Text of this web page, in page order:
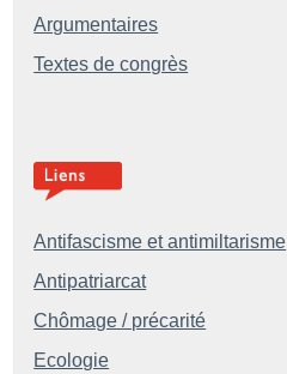
Argumentaires
Textes de congrès
Antifascisme et antimiltarisme
Antipatriarcat
Chômage / précarité
Ecologie